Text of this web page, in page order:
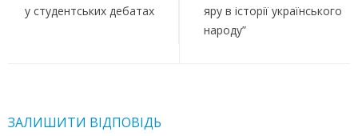
у студентських дебатах
яру в історії українського
народу”
ЗАЛИШИТИ ВІДПОВІДЬ